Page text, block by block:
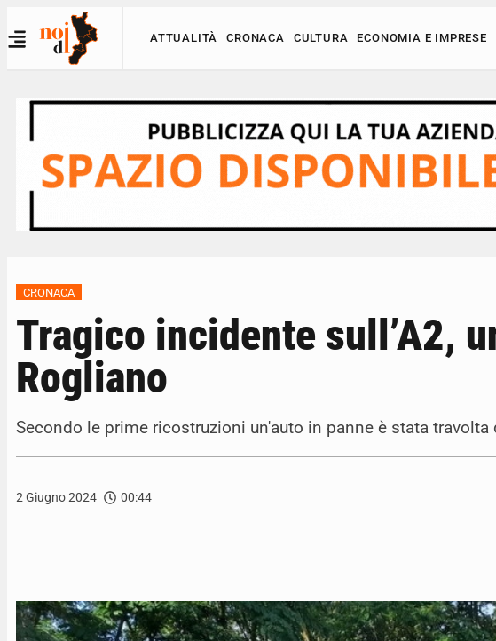
ATTUALITÀ CRONACA CULTURA ECONOMIA E IMPRESE
CRONACA
Tragico incidente sull’A2,
Rogliano
Secondo le prime ricostruzioni un'auto in panne è stata
2 Giugno 2024 00:44